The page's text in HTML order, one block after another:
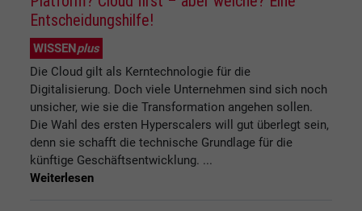
Entscheidungshilfe!
WISSENplus
Die Cloud gilt als Kerntechnologie für die
Digitalisierung. Doch viele Unternehmen sind sich noch
unsicher, wie sie die Transformation angehen sollen.
Die Wahl des ersten Hyperscalers will gut überlegt sein,
denn sie schafft die technische Grundlage für die
künftige Geschäftsentwicklung. ...
Weiterlesen